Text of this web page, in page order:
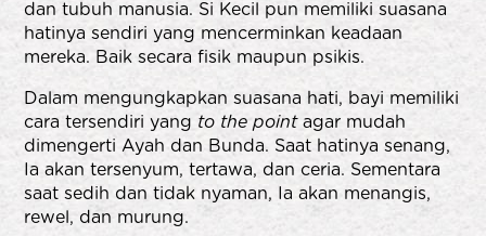
dan tubuh manusia. Si Kecil pun memiliki suasana
hatinya sendiri yang mencerminkan keadaan
mereka. Baik secara fisik maupun psikis.
Dalam mengungkapkan suasana hati, bayi memiliki
cara tersendiri yang to the pointagar mudah
dimengerti Ayah dan Bunda. Saat hatinya senang,
Ia akan tersenyum, tertawa, dan ceria. Sementara
saat sedih dan tidak nyaman, Ia akan menangis,
rewel, dan murung.